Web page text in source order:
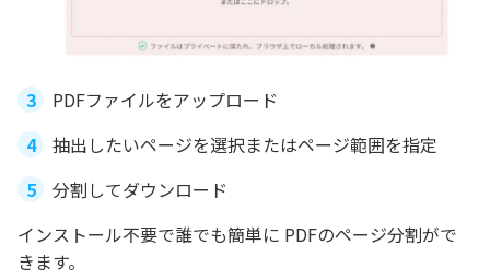
PDFファイルをアップロード
抽出したいページを選択またはページ範囲を指定
分割してダウンロード
インストール不要で誰でも簡単に PDFのページ分割がで
きます。